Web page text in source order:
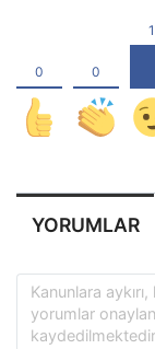
YORUMLAR